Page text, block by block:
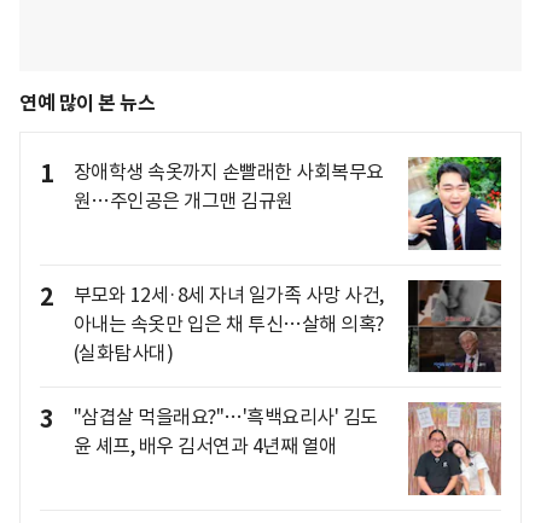
연예 많이 본 뉴스
1
장애학생 속옷까지 손빨래한 사회복무요
원…주인공은 개그맨 김규원
2
부모와 12세·8세 자녀 일가족 사망 사건,
아내는 속옷만 입은 채 투신…살해 의혹?
(실화탐사대)
3
"삼겹살 먹을래요?"…'흑백요리사' 김도
윤 셰프, 배우 김서연과 4년째 열애